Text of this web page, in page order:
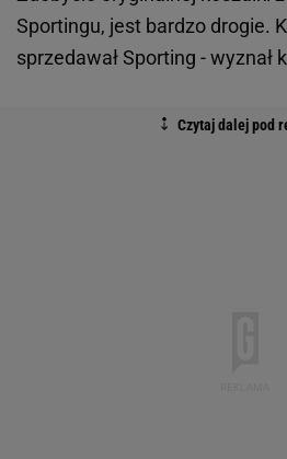
Sportingu, jest bardzo drogie.
sprzedawał Sporting - wyznał